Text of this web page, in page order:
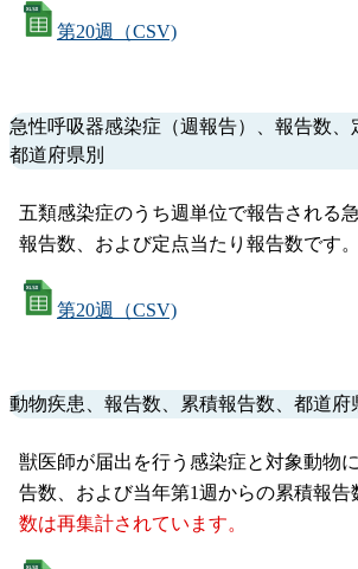
第20週（CSV)
急性呼吸器感染症（週報告）、報告数、
都道府県別
五類感染症のうち週単位で報告される
報告数、および定点当たり報告数です。
第20週（CSV)
動物疾患、報告数、累積報告数、都道府
獣医師が届出を行う感染症と対象動物
告数、および当年第1週からの累積報告
数は再集計されています。